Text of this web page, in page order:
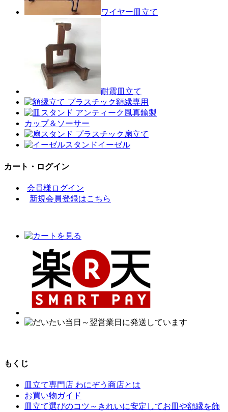
ワイヤー皿立て
耐震皿立て
額縁専用
真鍮製
カップ＆ソーサー
扇立て
イーゼル
カート・ログイン
会員様ログイン
新規会員登録はこちら
もくじ
皿立て専門店 わにぞう商店とは
お買い物ガイド
皿立て選びのコツ～きれいに安定してお皿や額縁を飾